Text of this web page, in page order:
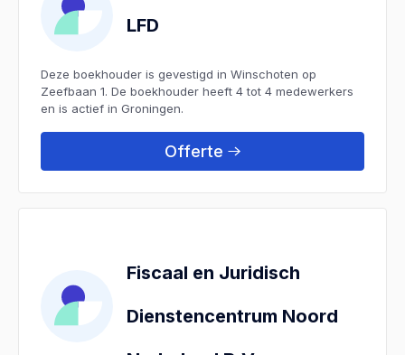
LFD
Deze boekhouder is gevestigd in Winschoten op
Zeefbaan 1. De boekhouder heeft 4 tot 4 medewerkers
en is actief in Groningen.
Offerte
Fiscaal en Juridisch
Dienstencentrum Noord